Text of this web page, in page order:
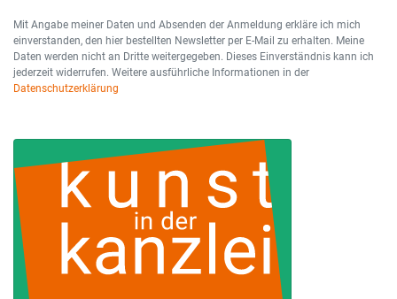
Mit Angabe meiner Daten und Absenden der Anmeldung erkläre ich mich
einverstanden, den hier bestellten Newsletter per E-Mail zu erhalten. Meine
Daten werden nicht an Dritte weitergegeben. Dieses Einverständnis kann ich
jederzeit widerrufen. Weitere ausführliche Informationen in der
Datenschutzerklärung